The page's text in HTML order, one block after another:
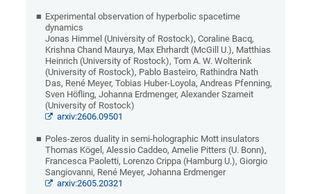
Experimental observation of hyperbolic spacetime
dynamics
Jonas Himmel (University of Rostock), Coraline Bacq,
Krishna Chand Maurya, Max Ehrhardt (McGill U.), Matthias
Heinrich (University of Rostock), Tom A. W. Wolterink
(University of Rostock), Pablo Basteiro, Rathindra Nath
Das, René Meyer, Tobias Huber-Loyola, Andreas Pfenning,
Sven Höfling, Johanna Erdmenger, Alexander Szameit
(University of Rostock)
arxiv:2606.09501
Poles-zeros duality in semi-holographic Mott insulators
Thomas Kögel, Alessio Caddeo, Amelie Pitters (U. Bonn),
Francesca Paoletti, Lorenzo Crippa (Hamburg U.), Giorgio
Sangiovanni, René Meyer, Johanna Erdmenger
arxiv:2605.20321